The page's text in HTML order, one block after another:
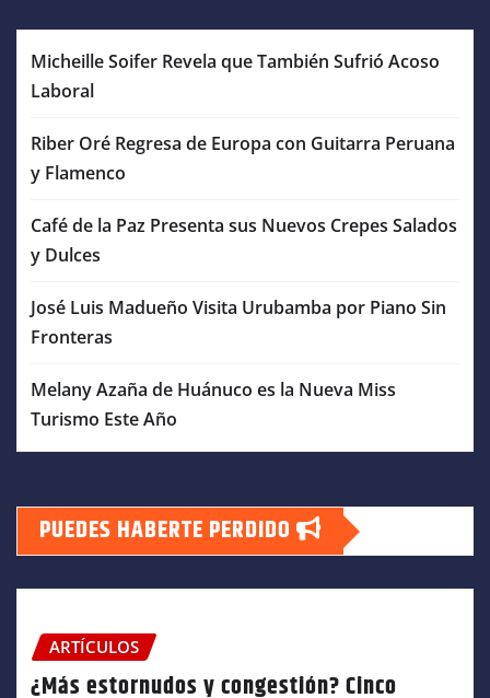
Micheille Soifer Revela que También Sufrió Acoso
Laboral
Riber Oré Regresa de Europa con Guitarra Peruana
y Flamenco
Café de la Paz Presenta sus Nuevos Crepes Salados
y Dulces
José Luis Madueño Visita Urubamba por Piano Sin
Fronteras
Melany Azaña de Huánuco es la Nueva Miss
Turismo Este Año
PUEDES HABERTE PERDIDO
ARTÍCULOS
¿Más estornudos y congestión? Cinco